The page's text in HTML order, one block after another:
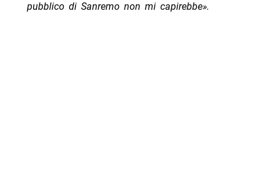
pubblico di Sanremo non mi capirebbe».